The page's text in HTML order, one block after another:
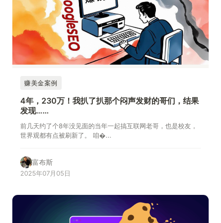
赚美金案例
4年，230万！我扒了扒那个闷声发财的哥们，结果
发现……
前几天约了个8年没见面的当年一起搞互联网老哥，也是校友，
世界观都有点被刷新了。 咱�...
富布斯
2025年07月05日